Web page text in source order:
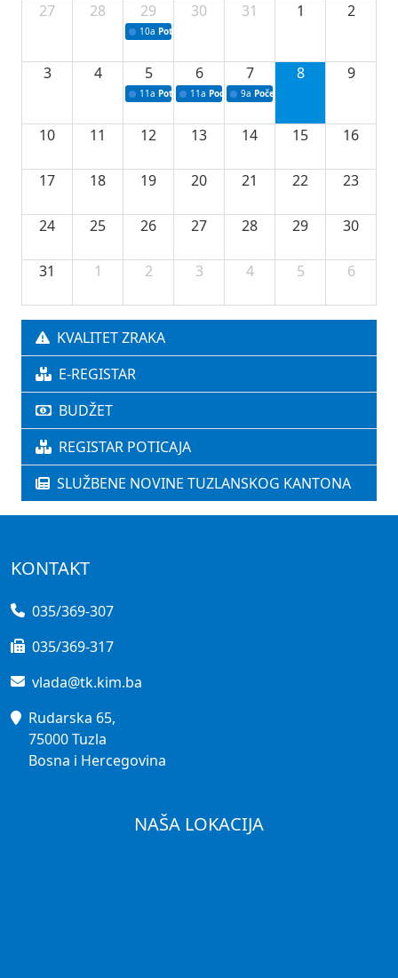
27
28 29
10a Potpisivanje ugovora sa neprofitnim
30 31 1 2
3 4 5
11a Potpisivanje ugovora o stipendijama za
6
11a Podrška razvoju vodne infrastrukture u
7
9a Početak izgradnje nove
8 9
10 11 12 13 14 15 16
17 18 19 20 21 22 23
24 25 26 27 28 29 30
31 1 2 3 4 5 6
KVALITET ZRAKA
E-REGISTAR
BUDŽET
REGISTAR POTICAJA
SLUŽBENE NOVINE TUZLANSKOG KANTONA
KONTAKT
035/369-307
035/369-317
vlada@tk.kim.ba
Rudarska 65,
75000 Tuzla
Bosna i Hercegovina
NAŠA LOKACIJA